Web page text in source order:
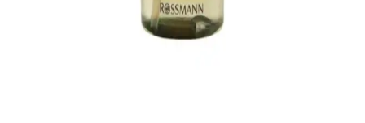
BioBlas Argan Badem Yağı Şampuanı ile
Saçlarınızda Doğal Parlaklık ve Sağlık